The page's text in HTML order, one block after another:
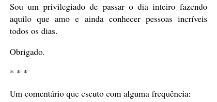
Sou um privilegiado de passar o dia inteiro fazendo
aquilo que amo e ainda conhecer pessoas incríveis
todos os dias.
Obrigado.
* * *
Um comentário que escuto com alguma frequência: